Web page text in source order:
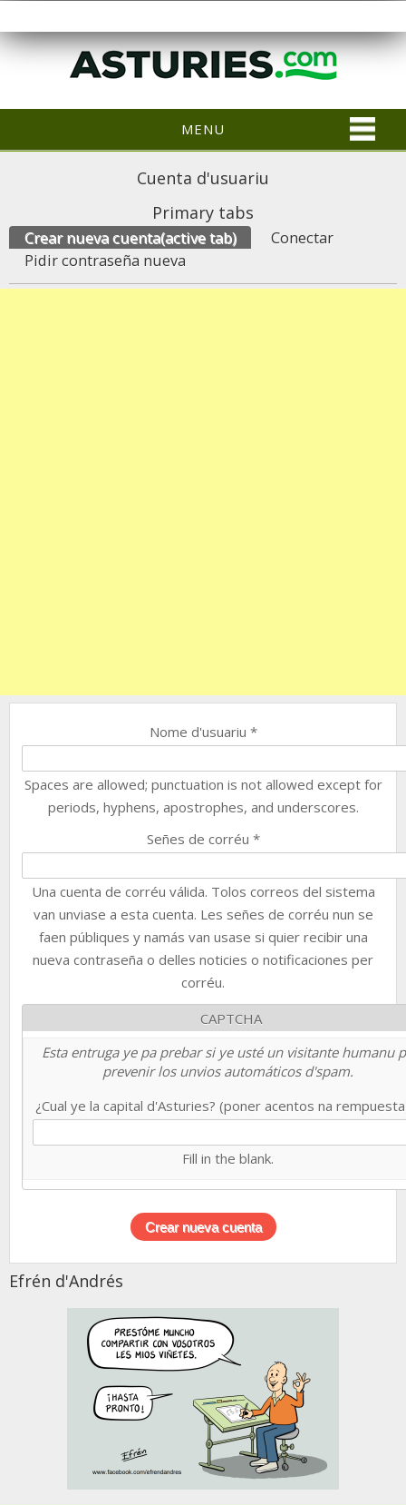
MENU
Cuenta d'usuariu
Primary tabs
Crear nueva cuenta(active tab)
Conectar
Pidir contraseña nueva
Nome d'usuariu *
Spaces are allowed; punctuation is not allowed except for
periods, hyphens, apostrophes, and underscores.
Señes de corréu *
Una cuenta de corréu válida. Tolos correos del sistema
van unviase a esta cuenta. Les señes de corréu nun se
faen públiques y namás van usase si quier recibir una
nueva contraseña o delles noticies o notificaciones per
corréu.
CAPTCHA
Esta entruga ye pa prebar si ye usté un visitante humanu
prevenir los unvios automáticos d'spam.
¿Cual ye la capital d'Asturies? (poner acentos na
Fill in the blank.
Efrén d'Andrés